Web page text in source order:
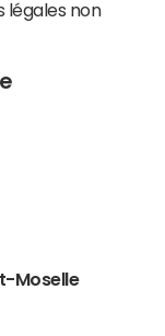
légales non
Moselle